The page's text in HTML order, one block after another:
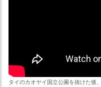
タイのカオヤイ国立公園を抜けた後